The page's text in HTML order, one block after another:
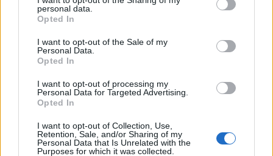
grant or deny consent to Google and its third-party tags to
use your data for below specified purposes in below Google
consent section.
personal data.
Opted In
I want to opt-out of the Sale of my
Personal Data.
Opted In
I want to opt-out of processing my
Personal Data for Targeted Advertising.
Opted In
I want to opt-out of Collection, Use,
Retention, Sale, and/or Sharing of my
Personal Data that Is Unrelated with the
Purposes for which it was collected.
Hitam yang Tercemar berhadapan dengan bos Troll
Stonedigger yang sangat besar di dalam gua bawah
tanah yang bercahaya sebelum pertempuran.
Klik atau ketik imej untuk maklumat lanjut dan
resolusi yang lebih tinggi.